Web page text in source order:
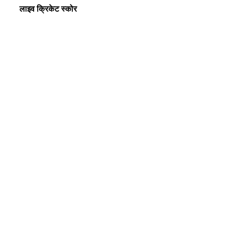
लाइव क्रिकेट स्कोर